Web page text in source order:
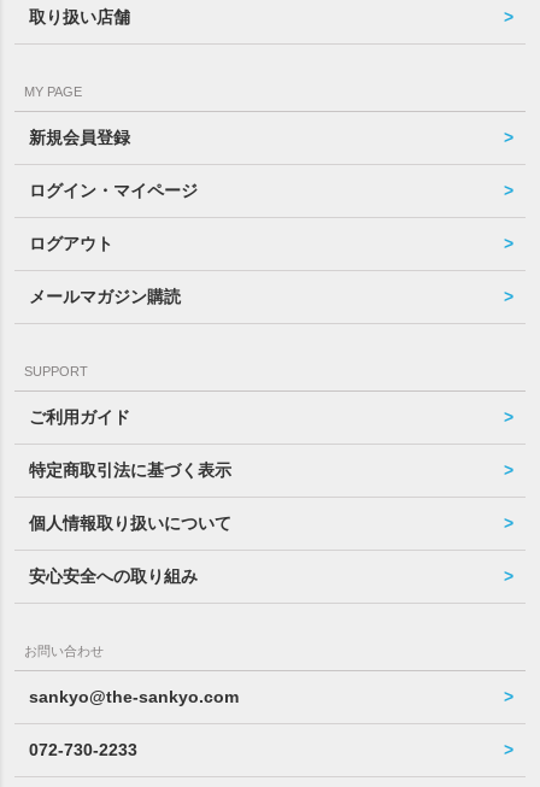
取り扱い店舗
MY PAGE
新規会員登録
ログイン・マイページ
ログアウト
メールマガジン購読
SUPPORT
ご利用ガイド
特定商取引法に基づく表示
個人情報取り扱いについて
安心安全への取り組み
お問い合わせ
sankyo@the-sankyo.com
072-730-2233